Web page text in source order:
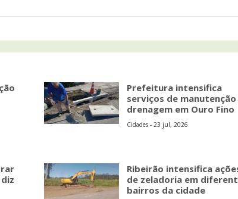
Prefeitura intensifica
serviços de manutenção
drenagem em Ouro Fino
Cidades - 23 jul, 2026
Ribeirão intensifica
de zeladoria em
bairros da cidade